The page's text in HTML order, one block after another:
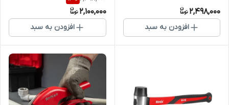
2,498,000
افزودن به سبد
2,100,000
افزودن به سبد